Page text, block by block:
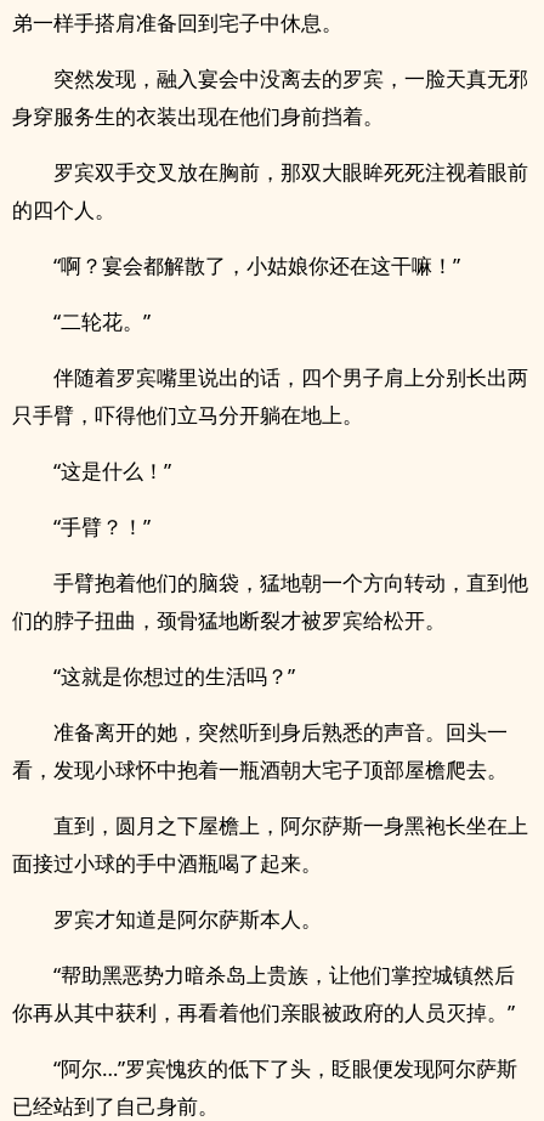
弟一样手搭肩准备回到宅子中休息。
突然发现，融入宴会中没离去的罗宾，一脸天真无邪
身穿服务生的衣装出现在他们身前挡着。
罗宾双手交叉放在胸前，那双大眼眸死死注视着眼前
的四个人。
“啊？宴会都解散了，小姑娘你还在这干嘛！”
“二轮花。”
伴随着罗宾嘴里说出的话，四个男子肩上分别长出两
只手臂，吓得他们立马分开躺在地上。
“这是什么！”
“手臂？！”
手臂抱着他们的脑袋，猛地朝一个方向转动，直到他
们的脖子扭曲，颈骨猛地断裂才被罗宾给松开。
“这就是你想过的生活吗？”
准备离开的她，突然听到身后熟悉的声音。回头一
看，发现小球怀中抱着一瓶酒朝大宅子顶部屋檐爬去。
直到，圆月之下屋檐上，阿尔萨斯一身黑袍长坐在上
面接过小球的手中酒瓶喝了起来。
罗宾才知道是阿尔萨斯本人。
“帮助黑恶势力暗杀岛上贵族，让他们掌控城镇然后
你再从其中获利，再看着他们亲眼被政府的人员灭掉。”
“阿尔…”罗宾愧疚的低下了头，眨眼便发现阿尔萨斯
已经站到了自己身前。